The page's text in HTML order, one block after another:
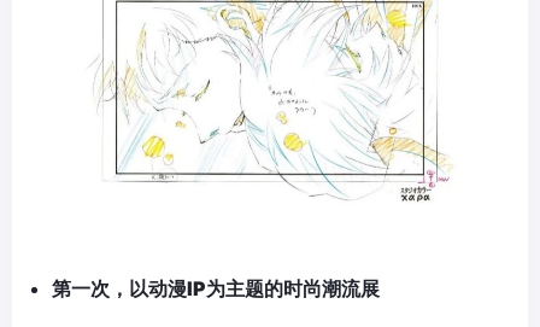
第一次，以动漫IP为主题的时尚潮流展